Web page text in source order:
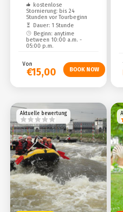
kostenlose
Stornierung: bis 24
Stunden vor Tourbeginn
Dauer: 1 Stunde
Beginn: anytime
between 10:00 a.m. -
05:00 p.m.
Von
€15,00
Aktuelle bewertung